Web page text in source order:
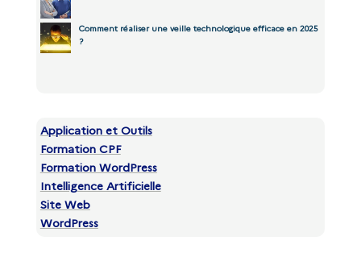
Comment réaliser une veille technologique efficace en 2025
?
Application et Outils
Formation CPF
Formation WordPress
Intelligence Artificielle
Site Web
WordPress